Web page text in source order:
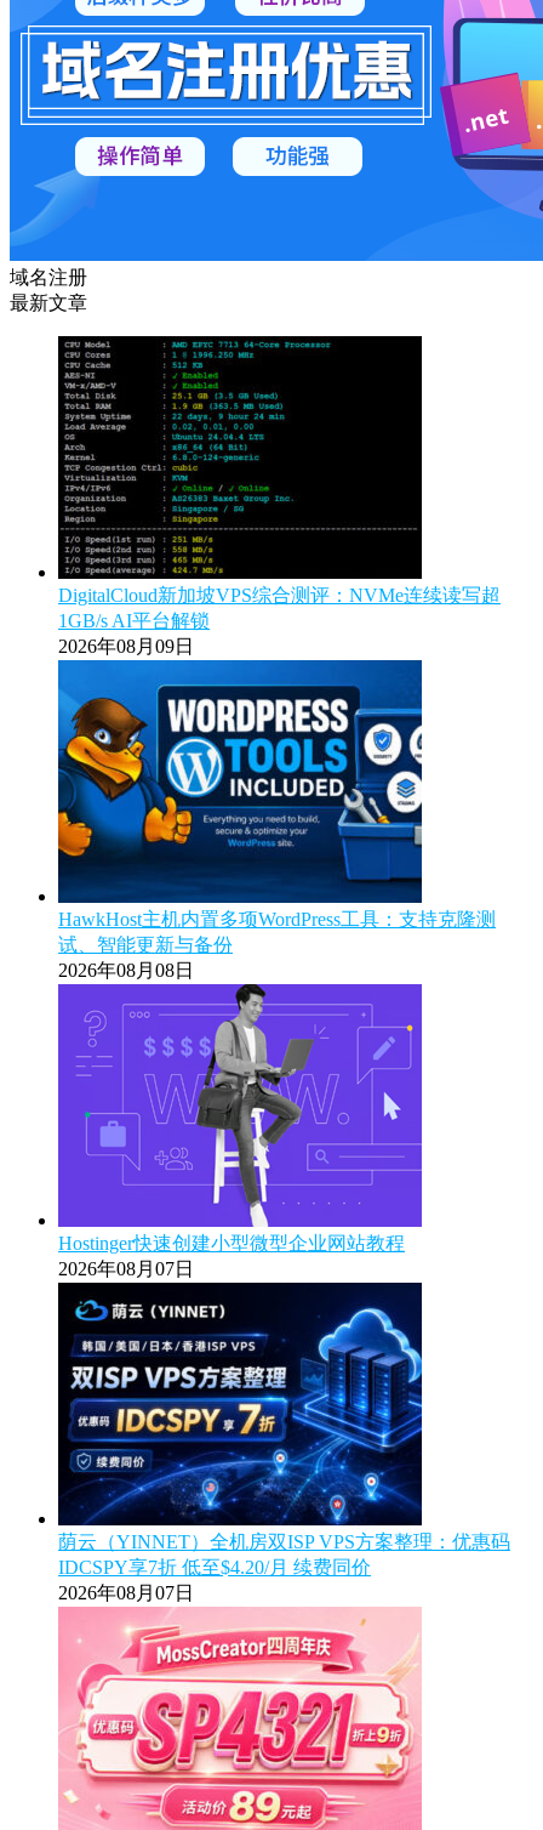
域名注册
最新文章
DigitalCloud新加坡VPS综合测评：NVMe连续读写超
1GB/s AI平台解锁
2026年08月09日
HawkHost主机内置多项WordPress工具：支持克隆测
试、智能更新与备份
2026年08月08日
Hostinger快速创建小型微型企业网站教程
2026年08月07日
荫云（YINNET）全机房双ISP VPS方案整理：优惠码
IDCSPY享7折 低至$4.20/月 续费同价
2026年08月07日